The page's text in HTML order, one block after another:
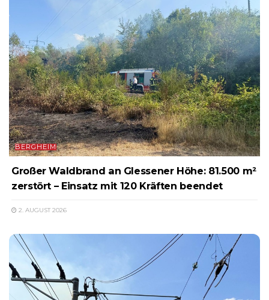
BERGHEIM
Großer Waldbrand an Glessener Höhe: 81.500 m²
zerstört – Einsatz mit 120 Kräften beendet
2. AUGUST 2026